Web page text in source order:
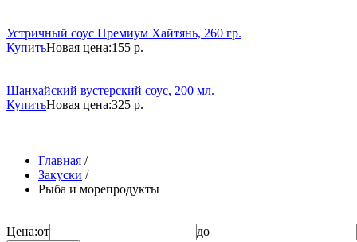
Устричный соус Премиум Хайтянь, 260 гр.
КупитьНовая цена:155 р.
Шанхайский вустерский соус, 200 мл.
КупитьНовая цена:325 р.
Главная /
Закуски /
Рыба и морепродукты
Цена:от до